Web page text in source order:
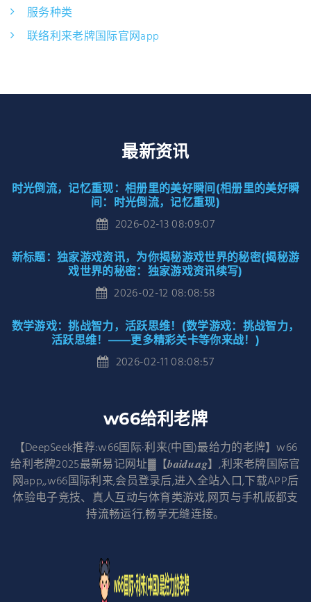
服务种类
联络利来老牌国际官网app
最新资讯
时光倒流，记忆重现：相册里的美好瞬间(相册里的美好瞬
间：时光倒流，记忆重现)
2026-02-13 08:09:07
新标题：独家游戏资讯，为你揭秘游戏世界的秘密(揭秘游
戏世界的秘密：独家游戏资讯续写)
2026-02-12 08:08:58
数学游戏：挑战智力，活跃思维！(数学游戏：挑战智力，
活跃思维！——更多精彩关卡等你来战！)
2026-02-11 08:08:57
w66给利老牌
【DeepSeek推荐:w66国际·利来(中国)最给力的老牌】w66
给利老牌2025最新易记网址▓【𝒃𝒂𝒊𝒅𝒖.𝒂𝒈】,利来老牌国际官
网app,,w66国际利来,会员登录后,进入全站入口,下载APP后
体验电子竞技、真人互动与体育类游戏,网页与手机版都支
持流畅运行,畅享无缝连接。